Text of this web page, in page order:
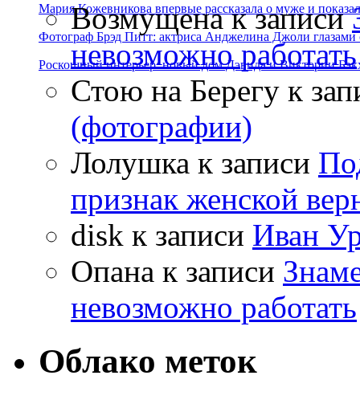
Мария Кожевникова впервые рассказала о муже и
Фотограф Брэд Питт: актриса Анджелина Джоли глазами
Роскошный интерьер: новый дом Дэвида и Виктории
Возмущенак записи
невозможно работать
Стою на Берегу к
(фотографии)
Лолушка к записи
признак женской
disk к записи Иван
Опана к записи
невозможно работать
Облако меток